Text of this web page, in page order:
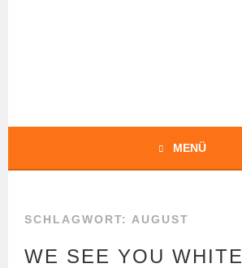
MENÜ
SCHLAGWORT: AUGUST
WE SEE YOU WHITE